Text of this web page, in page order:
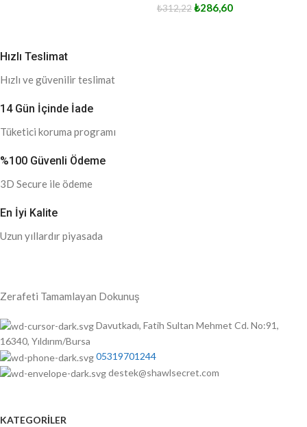
₺312,22₺286,60
Hızlı Teslimat
Hızlı ve güvenilir teslimat
14 Gün İçinde İade
Tüketici koruma programı
%100 Güvenli Ödeme
3D Secure ile ödeme
En İyi Kalite
Uzun yıllardır piyasada
Zerafeti Tamamlayan Dokunuş
Davutkadı, Fatih Sultan Mehmet Cd. No:91,
16340, Yıldırım/Bursa
05319701244
destek@shawlsecret.com
KATEGORİLER